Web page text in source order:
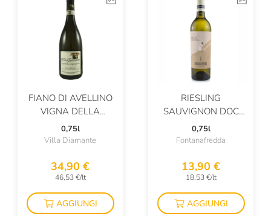
Emidio Pepe
Ermes Pavese
Ettore Germano
Fabrizio Ressia
Falesco
Falkenstein
FIANO DI AVELLINO
VIGNA DELLA
CONGREGAZIONE
0,75l
Villa Diamante
34,90 €
46,53 €/lt
AGGIUNGI
RIESLING
SAUVIGNON DOC
SPENSIERATA
0,75l
Fontanafredda
13,90 €
18,53 €/lt
AGGIUNGI